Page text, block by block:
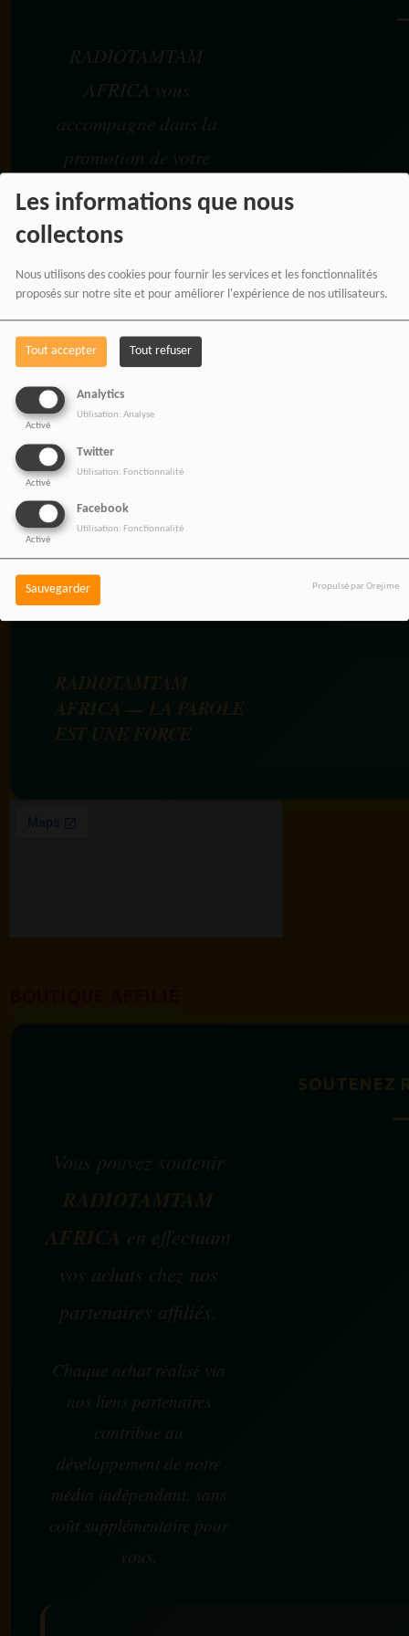
Les informations que nous
collectons
Nous utilisons des cookies pour fournir les services et les fonctionnalités
proposés sur notre site et pour améliorer l'expérience de nos utilisateurs.
Tout accepter Tout refuser
Analytics
Activé
Utilisation: Analyse
Twitter
Activé
Utilisation: Fonctionnalité
Facebook
Activé
Utilisation: Fonctionnalité
Sauvegarder Propulsé par Orejime
RADIOTAMTAM
AFRICA vous
accompagne dans la
promotion de votre
marque, de vos
événements et de vos
communication
moderne, panafricaine et
digitale.
innovante et tournée vers
l’Afrique et sa diaspora.
SOUTENEZ
Vous pouvez soutenir
RADIOTAMTAM
AFRICA en effectuant
vos achats chez nos
partenaires affiliés.
Chaque achat réalisé via
nos liens partenaires
contribue au
développement de notre
média indépendant, sans
coût supplémentaire pour
vous.